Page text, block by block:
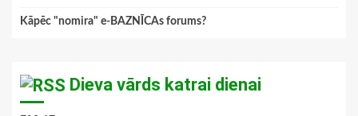
Kāpēc "nomira" e-BAZNĪCAs forums?
Dieva vārds katrai dienai